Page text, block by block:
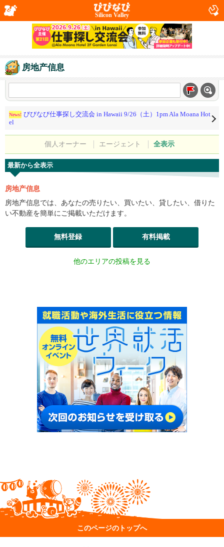
Silicon Valley
房地产信息
News! びびなび仕事探し交流会 in Hawaii 9/26（土）1pm Ala Moana Hot
el
個人オーナー エージェント 全表示
最新から全表示
房地产信息
房地产信息では、あなたの売りたい、買いたい、貸したい、借りた
い不動産を簡単にご掲載いただけます。
無料登録 有料掲載
他のエリアの投稿を見る
このページのトップへ